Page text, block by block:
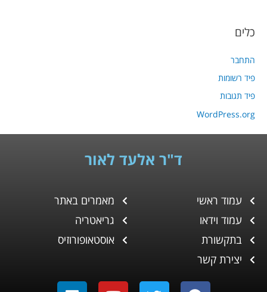
כלים
התחבר
פיד רשומות
פיד תגובות
WordPress.org
ד"ר אלעד לאור
עמוד ראשי
עמוד וידאו
בתקשורת
יצירת קשר
מאמרים באתר
גריאטריה
אוסטאופורוזיס